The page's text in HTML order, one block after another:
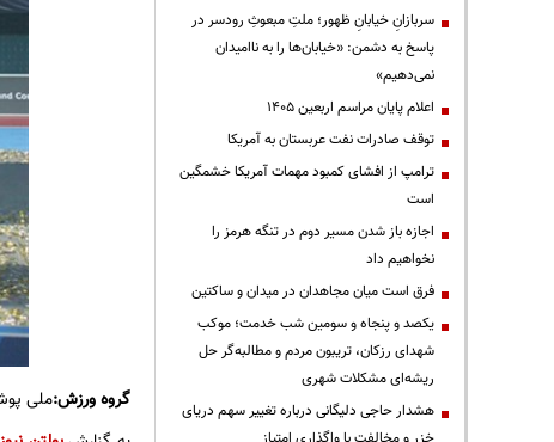
گروه ورزش:ملی
سربازانِ خیابانِ ظهور؛ ملتِ مبعوثِ رودسر در
پاسخ به دشمن: «خیابان‌ها را به ناامیدان
نمی‌دهیم»
اعلام پایان مراسم اربعین ۱۴۰۵
توقف صادرات نفت عربستان به آمریکا
ترامپ از افشای کمبود مهمات آمریکا خشمگین
است
اجازه باز شدن مسیر دوم در تنگه هرمز را
نخواهیم داد
فرق است میان مجاهدان در میدان و ساکتین
یکصد و پنجاه و سومین شب خدمت؛ موکب
شهدای رزکان، تریبون مردم و مطالبه‌گر حل
ریشه‌ای مشکلات شهری
هشدار حاجی دلیگانی درباره تغییر سهم دریای